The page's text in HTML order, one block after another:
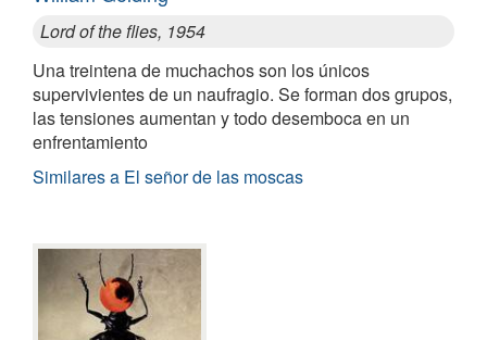
Lord of the flies, 1954
Una treintena de muchachos son los únicos
supervivientes de un naufragio. Se forman dos grupos,
las tensiones aumentan y todo desemboca en un
enfrentamiento
Similares a El señor de las moscas